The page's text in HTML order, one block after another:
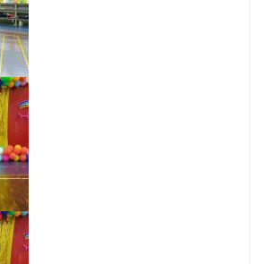
รวิทยาศาสตร์
การศึกษา